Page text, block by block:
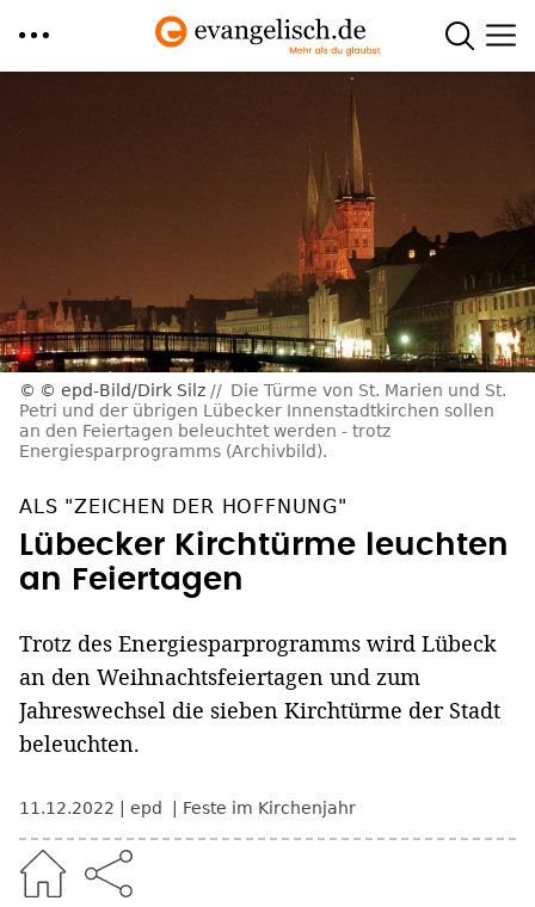
© epd-Bild/Dirk Silz
Die Türme von St. Marien und St.
Petri und der übrigen Lübecker Innenstadtkirchen sollen
an den Feiertagen beleuchtet werden - trotz
Energiesparprogramms (Archivbild).
ALS "ZEICHEN DER HOFFNUNG"
Lübecker Kirchtürme leuchten
an Feiertagen
Trotz des Energiesparprogramms wird Lübeck
an den Weihnachtsfeiertagen und zum
Jahreswechsel die sieben Kirchtürme der Stadt
beleuchten.
11.12.2022 epd Feste im Kirchenjahr